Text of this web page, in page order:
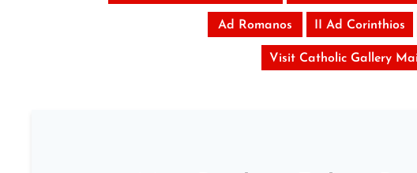
Ad Romanos II Ad Corinthios
Visit Catholic Gallery